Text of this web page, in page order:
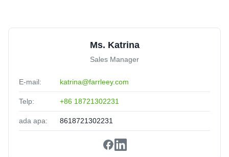
Ms. Katrina
Sales Manager
E-mail: katrina@farrleey.com
Telp: +86 18721302231
ada apa: 8618721302231